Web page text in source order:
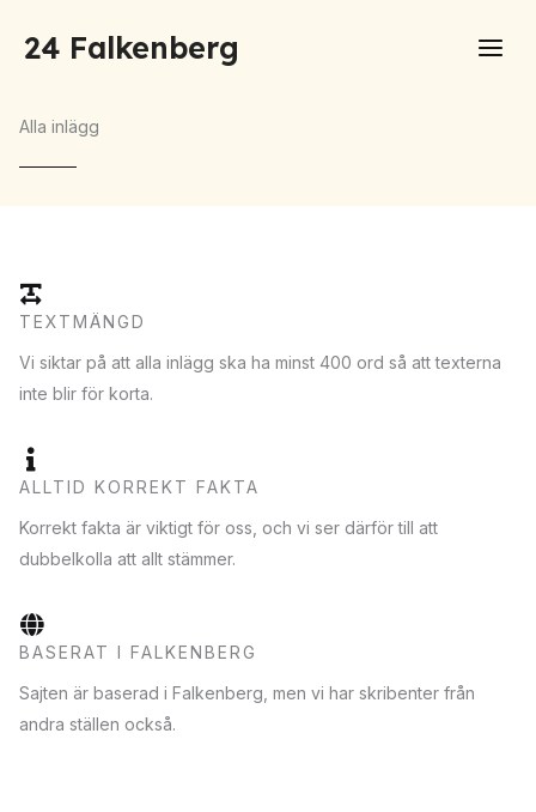
24 Falkenberg
Alla inlägg
TEXTMÄNGD
Vi siktar på att alla inlägg ska ha minst 400 ord så att texterna
inte blir för korta.
ALLTID KORREKT FAKTA
Korrekt fakta är viktigt för oss, och vi ser därför till att
dubbelkolla att allt stämmer.
BASERAT I FALKENBERG
Sajten är baserad i Falkenberg, men vi har skribenter från
andra ställen också.